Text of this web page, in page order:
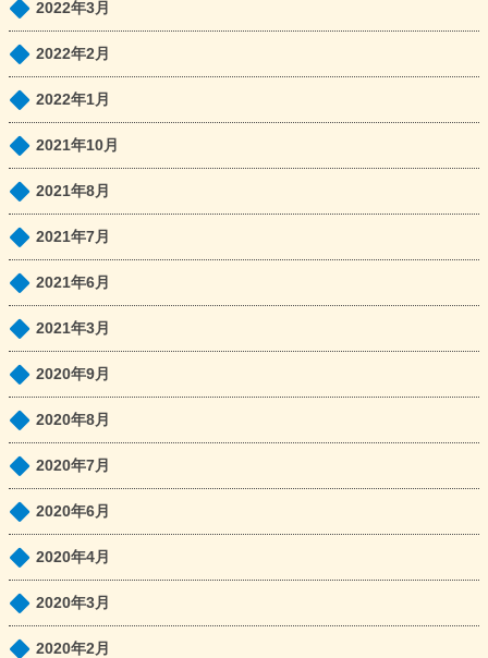
2022年3月
2022年2月
2022年1月
2021年10月
2021年8月
2021年7月
2021年6月
2021年3月
2020年9月
2020年8月
2020年7月
2020年6月
2020年4月
2020年3月
2020年2月